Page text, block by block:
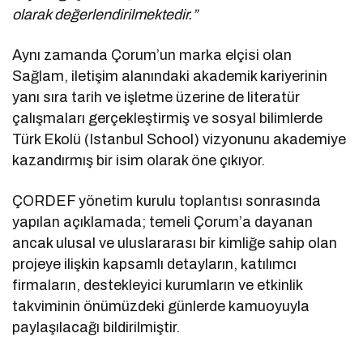
olarak değerlendirilmektedir.”
Aynı zamanda Çorum’un marka elçisi olan
Sağlam, iletişim alanındaki akademik kariyerinin
yanı sıra tarih ve işletme üzerine de literatür
çalışmaları gerçekleştirmiş ve sosyal bilimlerde
Türk Ekolü (Istanbul School) vizyonunu akademiye
kazandırmış bir isim olarak öne çıkıyor.
ÇORDEF yönetim kurulu toplantısı sonrasında
yapılan açıklamada; temeli Çorum’a dayanan
ancak ulusal ve uluslararası bir kimliğe sahip olan
projeye ilişkin kapsamlı detayların, katılımcı
firmaların, destekleyici kurumların ve etkinlik
takviminin önümüzdeki günlerde kamuoyuyla
paylaşılacağı bildirilmiştir.